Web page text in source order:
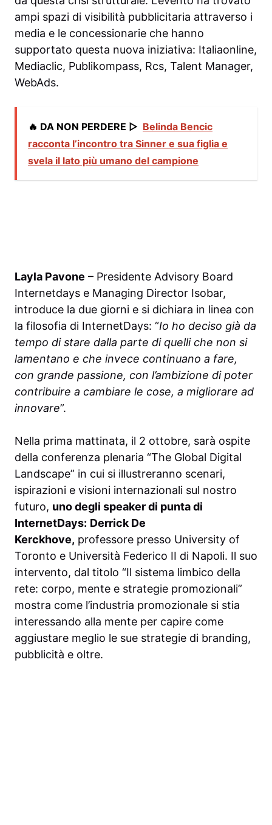
ampi spazi di visibilità pubblicitaria attraverso i
media e le concessionarie che hanno
supportato questa nuova iniziativa: Italiaonline,
Mediaclic, Publikompass, Rcs, Talent Manager,
WebAds.
🔥 DA NON PERDERE ▷ Belinda Bencic
racconta l’incontro tra Sinner e sua figlia e
svela il lato più umano del campione
Layla Pavone – Presidente Advisory Board
Internetdays e Managing Director Isobar,
introduce la due giorni e si dichiara in linea con
la filosofia di InternetDays: “Io ho deciso già da
tempo di stare dalla parte di quelli che non si
lamentano e che invece continuano a fare,
con grande passione, con l’ambizione di poter
contribuire a cambiare le cose, a migliorare ad
innovare”.
Nella prima mattinata, il 2 ottobre, sarà ospite
della conferenza plenaria “The Global Digital
Landscape” in cui si illustreranno scenari,
ispirazioni e visioni internazionali sul nostro
futuro, uno degli speaker di punta di
InternetDays: Derrick De
Kerckhove, professore presso University of
Toronto e Università Federico II di Napoli. Il suo
intervento, dal titolo “Il sistema limbico della
rete: corpo, mente e strategie promozionali”
mostra come l’industria promozionale si stia
interessando alla mente per capire come
aggiustare meglio le sue strategie di branding,
pubblicità e oltre.